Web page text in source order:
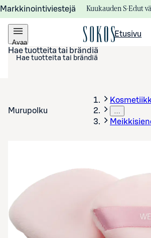
Markkinointiviestejä Kuukauden S-Edut
Avaa
valikko
Etusivu
Hae tuotteita tai brändiä
Murupolku …
Avaa tuotekuva